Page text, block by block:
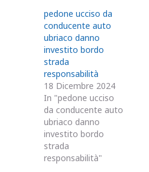
pedone ucciso da
conducente auto
ubriaco danno
investito bordo
strada
responsabilità
18 Dicembre 2024
In "pedone ucciso
da conducente auto
ubriaco danno
investito bordo
strada
responsabilità"